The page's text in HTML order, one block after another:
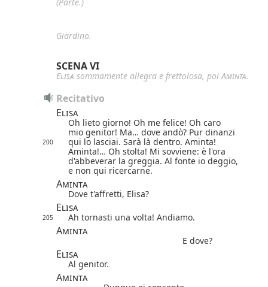
Giardino.
SCENA VI
Elisa sommamente allegra e frettolosa, poiAminta.
Recitativo
Elisa
Oh lieto giorno! Oh me felice! Oh caro
mio genitor! Ma… dove andò? Pur dinanzi
200 qui lo lasciai. Sarà là dentro. Aminta!
Aminta!… Oh stolta! Mi sovviene: è l'ora
d'abbeverar la greggia. Al fonte io deggio,
e non qui ricercarne.
Aminta
Dove t'affretti, Elisa?
Elisa
205 Ah tornasti una volta! Andiamo.
Aminta
E dove?
Elisa
Al genitor.
Aminta